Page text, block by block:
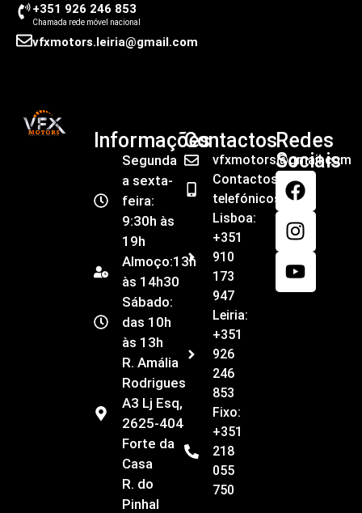
+351 926 246 853
Chamada rede móvel nacional
vfxmotors.leiria@gmail.com
Informações
Segunda
a sexta-
feira:
9:30h às
19h
Almoço:13h
às 14h30
Sábado:
das 10h
às 13h
R. Amália
Rodrigues
A3 Lj Esq,
2625-404
Forte da
Casa
R. do
Pinhal
Contactos
vfxmotors@gmail.com
Contactos
telefónicos
Lisboa:
+351
910
173
947
Leiria:
+351
926
246
853
Fixo:
+351
218
055
750
Redes
Sociais